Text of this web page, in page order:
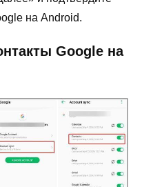
на Android.
Google на